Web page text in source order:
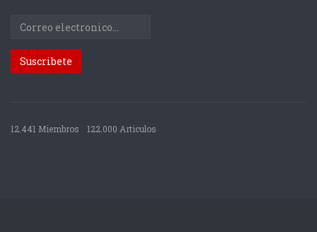
12.441 Miembros 122.000 Articulos